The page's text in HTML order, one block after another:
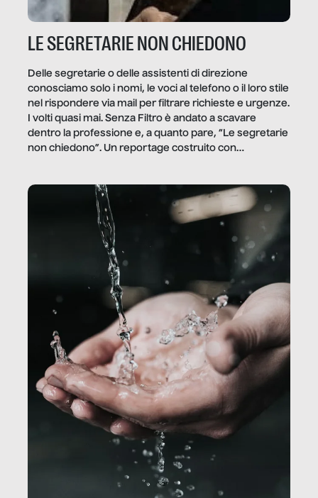
LE SEGRETARIE NON CHIEDONO
Delle segretarie o delle assistenti di direzione
conosciamo solo i nomi, le voci al telefono o il loro stile
nel rispondere via mail per filtrare richieste e urgenze.
I volti quasi mai. Senza Filtro è andato a scavare
dentro la professione e, a quanto pare, “Le segretarie
non chiedono”. Un reportage costruito con